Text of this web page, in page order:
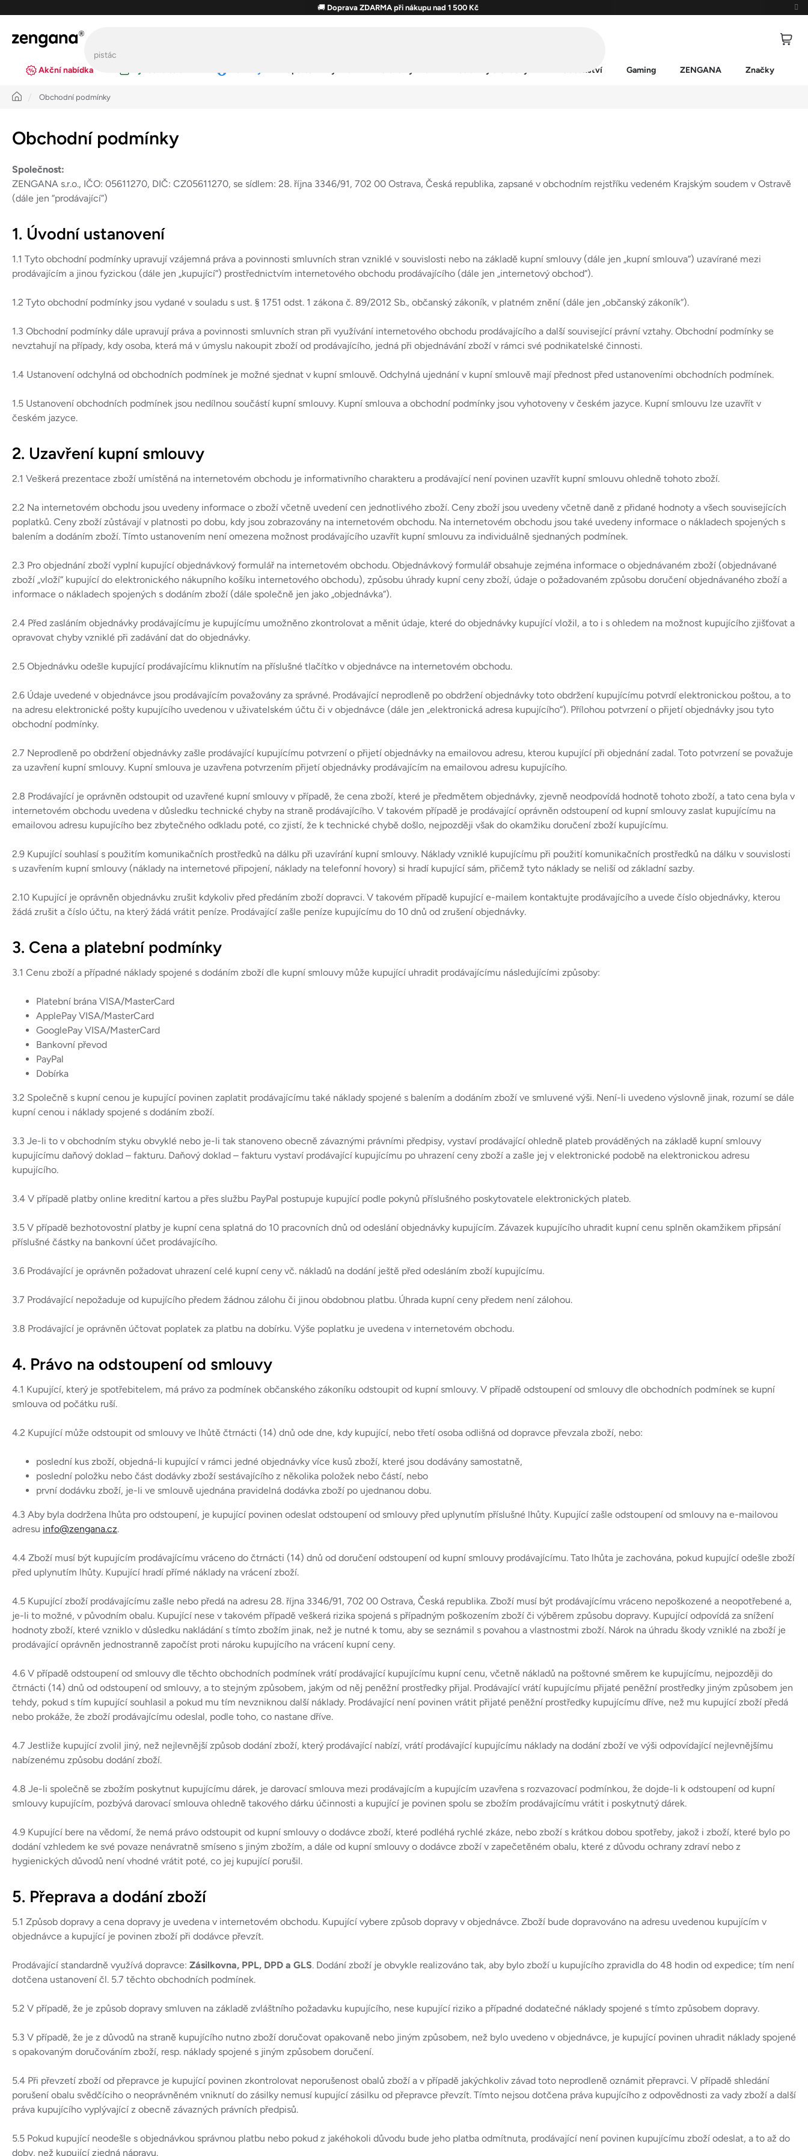
obsah
🚚 Doprava ZDARMA při nákupu nad 1 500 Kč
Akční nabídka Příslušenství Gaming ZENGANA Značky
Úvod Obchodní podmínky
Obchodní podmínky
Společnost:
ZENGANA s.r.o., IČO: 05611270, DIČ: CZ05611270, se sídlem: 28. října 3346/91, 702 00 Ostrava, Česká republika, zapsané v obchodním rejstříku vedeném Krajským soudem v Ostravě
(dále jen “prodávající”)
1. Úvodní ustanovení
1.1 Tyto obchodní podmínky upravují vzájemná práva a povinnosti smluvních stran vzniklé v souvislosti nebo na základě kupní smlouvy (dále jen „kupní smlouva“) uzavírané mezi
prodávajícím a jinou fyzickou (dále jen „kupující“) prostřednictvím internetového obchodu prodávajícího (dále jen „internetový obchod“).
1.2 Tyto obchodní podmínky jsou vydané v souladu s ust. § 1751 odst. 1 zákona č. 89/2012 Sb., občanský zákoník, v platném znění (dále jen „občanský zákoník“).
1.3 Obchodní podmínky dále upravují práva a povinnosti smluvních stran při využívání internetového obchodu prodávajícího a další související právní vztahy. Obchodní podmínky se
nevztahují na případy, kdy osoba, která má v úmyslu nakoupit zboží od prodávajícího, jedná při objednávání zboží v rámci své podnikatelské činnosti.
1.4 Ustanovení odchylná od obchodních podmínek je možné sjednat v kupní smlouvě. Odchylná ujednání v kupní smlouvě mají přednost před ustanoveními obchodních podmínek.
1.5 Ustanovení obchodních podmínek jsou nedílnou součástí kupní smlouvy. Kupní smlouva a obchodní podmínky jsou vyhotoveny v českém jazyce. Kupní smlouvu lze uzavřít v
českém jazyce.
2. Uzavření kupní smlouvy
2.1 Veškerá prezentace zboží umístěná na internetovém obchodu je informativního charakteru a prodávající není povinen uzavřít kupní smlouvu ohledně tohoto zboží.
2.2 Na internetovém obchodu jsou uvedeny informace o zboží včetně uvedení cen jednotlivého zboží. Ceny zboží jsou uvedeny včetně daně z přidané hodnoty a všech souvisejících
poplatků. Ceny zboží zůstávají v platnosti po dobu, kdy jsou zobrazovány na internetovém obchodu. Na internetovém obchodu jsou také uvedeny informace o nákladech spojených s
balením a dodáním zboží. Tímto ustanovením není omezena možnost prodávajícího uzavřít kupní smlouvu za individuálně sjednaných podmínek.
2.3 Pro objednání zboží vyplní kupující objednávkový formulář na internetovém obchodu. Objednávkový formulář obsahuje zejména informace o objednávaném zboží (objednávané
zboží „vloží“ kupující do elektronického nákupního košíku internetového obchodu), způsobu úhrady kupní ceny zboží, údaje o požadovaném způsobu doručení objednávaného zboží a
informace o nákladech spojených s dodáním zboží (dále společně jen jako „objednávka“).
2.4 Před zasláním objednávky prodávajícímu je kupujícímu umožněno zkontrolovat a měnit údaje, které do objednávky kupující vložil, a to i s ohledem na možnost kupujícího zjišťovat a
opravovat chyby vzniklé při zadávání dat do objednávky.
2.5 Objednávku odešle kupující prodávajícímu kliknutím na příslušné tlačítko v objednávce na internetovém obchodu.
2.6 Údaje uvedené v objednávce jsou prodávajícím považovány za správné. Prodávající neprodleně po obdržení objednávky toto obdržení kupujícímu potvrdí elektronickou poštou, a to
na adresu elektronické pošty kupujícího uvedenou v uživatelském účtu či v objednávce (dále jen „elektronická adresa kupujícího“). Přílohou potvrzení o přijetí objednávky jsou tyto
obchodní podmínky.
2.7 Neprodleně po obdržení objednávky zašle prodávající kupujícímu potvrzení o přijetí objednávky na emailovou adresu, kterou kupující při objednání zadal. Toto potvrzení se považuje
za uzavření kupní smlouvy. Kupní smlouva je uzavřena potvrzením přijetí objednávky prodávajícím na emailovou adresu kupujícího.
2.8 Prodávající je oprávněn odstoupit od uzavřené kupní smlouvy v případě, že cena zboží, které je předmětem objednávky, zjevně neodpovídá hodnotě tohoto zboží, a tato cena byla v
internetovém obchodu uvedena v důsledku technické chyby na straně prodávajícího. V takovém případě je prodávající oprávněn odstoupení od kupní smlouvy zaslat kupujícímu na
emailovou adresu kupujícího bez zbytečného odkladu poté, co zjistí, že k technické chybě došlo, nejpozději však do okamžiku doručení zboží kupujícímu.
2.9 Kupující souhlasí s použitím komunikačních prostředků na dálku při uzavírání kupní smlouvy. Náklady vzniklé kupujícímu při použití komunikačních prostředků na dálku v souvislosti
s uzavřením kupní smlouvy (náklady na internetové připojení, náklady na telefonní hovory) si hradí kupující sám, přičemž tyto náklady se neliší od základní sazby.
2.10 Kupující je oprávněn objednávku zrušit kdykoliv před předáním zboží dopravci. V takovém případě kupující e-mailem kontaktujte prodávajícího a uvede číslo objednávky, kterou
žádá zrušit a číslo účtu, na který žádá vrátit peníze. Prodávající zašle peníze kupujícímu do 10 dnů od zrušení objednávky.
3. Cena a platební podmínky
3.1 Cenu zboží a případné náklady spojené s dodáním zboží dle kupní smlouvy může kupující uhradit prodávajícímu následujícími způsoby:
Platební brána VISA/MasterCard
ApplePay VISA/MasterCard
GooglePay VISA/MasterCard
Bankovní převod
PayPal
Dobírka
3.2 Společně s kupní cenou je kupující povinen zaplatit prodávajícímu také náklady spojené s balením a dodáním zboží ve smluvené výši. Není-li uvedeno výslovně jinak, rozumí se dále
kupní cenou i náklady spojené s dodáním zboží.
3.3 Je-li to v obchodním styku obvyklé nebo je-li tak stanoveno obecně závaznými právními předpisy, vystaví prodávající ohledně plateb prováděných na základě kupní smlouvy
kupujícímu daňový doklad – fakturu. Daňový doklad – fakturu vystaví prodávající kupujícímu po uhrazení ceny zboží a zašle jej v elektronické podobě na elektronickou adresu
kupujícího.
3.4 V případě platby online kreditní kartou a přes službu PayPal postupuje kupující podle pokynů příslušného poskytovatele elektronických plateb.
3.5 V případě bezhotovostní platby je kupní cena splatná do 10 pracovních dnů od odeslání objednávky kupujícím. Závazek kupujícího uhradit kupní cenu splněn okamžikem připsání
příslušné částky na bankovní účet prodávajícího.
3.6 Prodávající je oprávněn požadovat uhrazení celé kupní ceny vč. nákladů na dodání ještě před odesláním zboží kupujícímu.
3.7 Prodávající nepožaduje od kupujícího předem žádnou zálohu či jinou obdobnou platbu. Úhrada kupní ceny předem není zálohou.
3.8 Prodávající je oprávněn účtovat poplatek za platbu na dobírku. Výše poplatku je uvedena v internetovém obchodu.
4. Právo na odstoupení od smlouvy
4.1 Kupující, který je spotřebitelem, má právo za podmínek občanského zákoníku odstoupit od kupní smlouvy. V případě odstoupení od smlouvy dle obchodních podmínek se kupní
smlouva od počátku ruší.
4.2 Kupující může odstoupit od smlouvy ve lhůtě čtrnácti (14) dnů ode dne, kdy kupující, nebo třetí osoba odlišná od dopravce převzala zboží, nebo:
poslední kus zboží, objedná-li kupující v rámci jedné objednávky více kusů zboží, které jsou dodávány samostatně,
poslední položku nebo část dodávky zboží sestávajícího z několika položek nebo částí, nebo
první dodávku zboží, je-li ve smlouvě ujednána pravidelná dodávka zboží po ujednanou dobu.
4.3 Aby byla dodržena lhůta pro odstoupení, je kupující povinen odeslat odstoupení od smlouvy před uplynutím příslušné lhůty. Kupující zašle odstoupení od smlouvy na e-mailovou
adresu info@zengana.cz.
4.4 Zboží musí být kupujícím prodávajícímu vráceno do čtrnácti (14) dnů od doručení odstoupení od kupní smlouvy prodávajícímu. Tato lhůta je zachována, pokud kupující odešle zboží
před uplynutím lhůty. Kupující hradí přímé náklady na vrácení zboží.
4.5 Kupující zboží prodávajícímu zašle nebo předá na adresu 28. října 3346/91, 702 00 Ostrava, Česká republika. Zboží musí být prodávajícímu vráceno nepoškozené a neopotřebené a,
je-li to možné, v původním obalu. Kupující nese v takovém případě veškerá rizika spojená s případným poškozením zboží či výběrem způsobu dopravy. Kupující odpovídá za snížení
hodnoty zboží, které vzniklo v důsledku nakládání s tímto zbožím jinak, než je nutné k tomu, aby se seznámil s povahou a vlastnostmi zboží. Nárok na úhradu škody vzniklé na zboží je
prodávající oprávněn jednostranně započíst proti nároku kupujícího na vrácení kupní ceny.
4.6 V případě odstoupení od smlouvy dle těchto obchodních podmínek vrátí prodávající kupujícímu kupní cenu, včetně nákladů na poštovné směrem ke kupujícímu, nejpozději do
čtrnácti (14) dnů od odstoupení od smlouvy, a to stejným způsobem, jakým od něj peněžní prostředky přijal. Prodávající vrátí kupujícímu přijaté peněžní prostředky jiným způsobem jen
tehdy, pokud s tím kupující souhlasil a pokud mu tím nevzniknou další náklady. Prodávající není povinen vrátit přijaté peněžní prostředky kupujícímu dříve, než mu kupující zboží předá
nebo prokáže, že zboží prodávajícímu odeslal, podle toho, co nastane dříve.
4.7 Jestliže kupující zvolil jiný, než nejlevnější způsob dodání zboží, který prodávající nabízí, vrátí prodávající kupujícímu náklady na dodání zboží ve výši odpovídající nejlevnějšímu
nabízenému způsobu dodání zboží.
4.8 Je-li společně se zbožím poskytnut kupujícímu dárek, je darovací smlouva mezi prodávajícím a kupujícím uzavřena s rozvazovací podmínkou, že dojde-li k odstoupení od kupní
smlouvy kupujícím, pozbývá darovací smlouva ohledně takového dárku účinnosti a kupující je povinen spolu se zbožím prodávajícímu vrátit i poskytnutý dárek.
4.9 Kupující bere na vědomí, že nemá právo odstoupit od kupní smlouvy o dodávce zboží, které podléhá rychlé zkáze, nebo zboží s krátkou dobou spotřeby, jakož i zboží, které bylo po
dodání vzhledem ke své povaze nenávratně smíseno s jiným zbožím, a dále od kupní smlouvy o dodávce zboží v zapečetěném obalu, které z důvodu ochrany zdraví nebo z
hygienických důvodů není vhodné vrátit poté, co jej kupující porušil.
5. Přeprava a dodání zboží
5.1 Způsob dopravy a cena dopravy je uvedena v internetovém obchodu. Kupující vybere způsob dopravy v objednávce. Zboží bude dopravováno na adresu uvedenou kupujícím v
objednávce a kupující je povinen zboží při dodávce převzít.
Prodávající standardně využívá dopravce: Zásilkovna, PPL, DPD a GLS. Dodání zboží je obvykle realizováno tak, aby bylo zboží u kupujícího zpravidla do 48 hodin od expedice; tím není
dotčena ustanovení čl. 5.7 těchto obchodních podmínek.
5.2 V případě, že je způsob dopravy smluven na základě zvláštního požadavku kupujícího, nese kupující riziko a případné dodatečné náklady spojené s tímto způsobem dopravy.
5.3 V případě, že je z důvodů na straně kupujícího nutno zboží doručovat opakovaně nebo jiným způsobem, než bylo uvedeno v objednávce, je kupující povinen uhradit náklady spojené
s opakovaným doručováním zboží, resp. náklady spojené s jiným způsobem doručení.
5.4 Při převzetí zboží od přepravce je kupující povinen zkontrolovat neporušenost obalů zboží a v případě jakýchkoliv závad toto neprodleně oznámit přepravci. V případě shledání
porušení obalu svědčíciho o neoprávněném vniknutí do zásilky nemusí kupující zásilku od přepravce převzít. Tímto nejsou dotčena práva kupujícího z odpovědnosti za vady zboží a další
práva kupujícího vyplývající z obecně závazných právních předpisů.
5.5 Pokud kupující neodešle s objednávkou správnou platbu nebo pokud z jakéhokoli důvodu bude jeho platba odmítnuta, prodávající není povinen kupujícímu zboží odeslat, a to až do
doby, než kupující zjedná nápravu.